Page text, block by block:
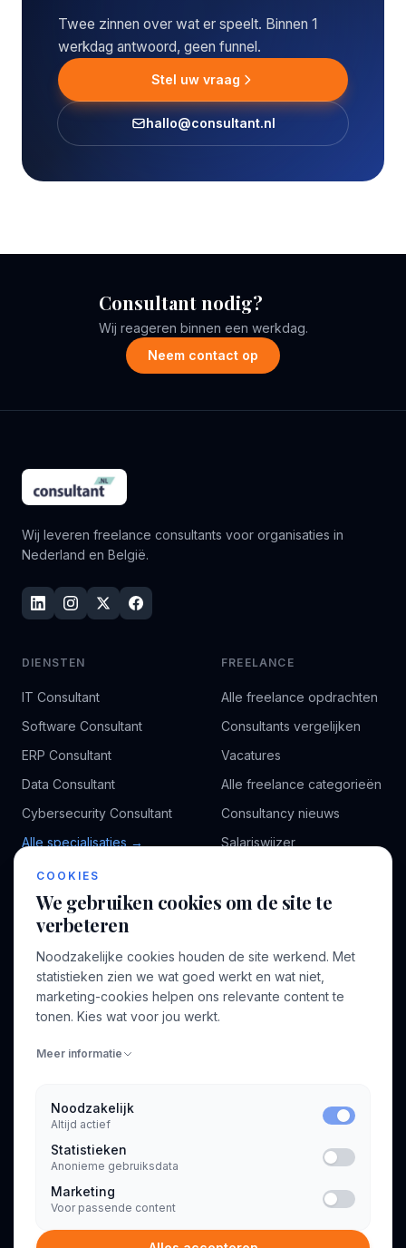
Twee zinnen over wat er speelt. Binnen 1
werkdag antwoord, geen funnel.
Stel uw vraag
hallo@consultant.nl
Consultant nodig?
Wij reageren binnen een werkdag.
Neem contact op
Wij leveren freelance consultants voor organisaties in
Nederland en België.
DIENSTEN
IT Consultant
Software Consultant
ERP Consultant
Data Consultant
Cybersecurity Consultant
Alle specialisaties →
FREELANCE
Alle freelance opdrachten
Consultants vergelijken
Vacatures
Alle freelance categorieën
Consultancy nieuws
Salariswijzer
BEDRIJF
Over ons
Voor opdrachtgevers
Profiel aanmaken
INFORMATIE
Algemene voorwaarden
Privacyverklaring
COOKIES
We gebruiken cookies om de site te
verbeteren
Noodzakelijke cookies houden de site werkend. Met
statistieken zien we wat goed werkt en wat niet,
marketing-cookies helpen ons relevante content te
tonen. Kies wat voor jou werkt.
Meer informatie
Noodzakelijk
Altijd actief
Statistieken
Anonieme gebruiksdata
Marketing
Voor passende content